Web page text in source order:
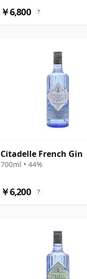
￥6,800 ?
Citadelle French Gin
700ml • 44%
￥6,200 ?